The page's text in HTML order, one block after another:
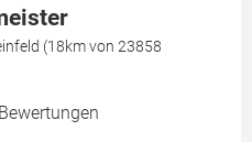
(18km von 23858